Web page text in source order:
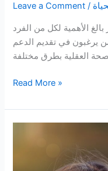
Leave a Comment /
الأهمية لكل من الفرد
يرغبون في تقديم الدعم
العقلية بطرق مختلفة
10
للمساعدة
في
Read More »